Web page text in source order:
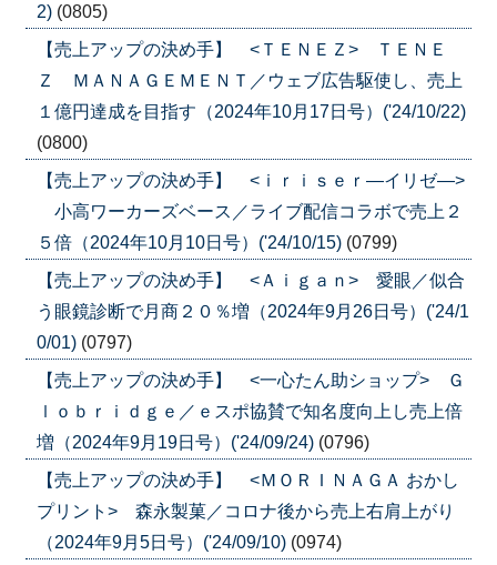
2) (0805)
【売上アップの決め手】 <ＴＥＮＥＺ> ＴＥＮＥ
Ｚ ＭＡＮＡＧＥＭＥＮＴ／ウェブ広告駆使し、売上
１億円達成を目指す（2024年10月17日号）('24/10/22)
(0800)
【売上アップの決め手】 <ｉｒｉｓｅｒ―イリゼ―>
小高ワーカーズベース／ライブ配信コラボで売上２
５倍（2024年10月10日号）('24/10/15) (0799)
【売上アップの決め手】 <Ａｉｇａｎ> 愛眼／似合
う眼鏡診断で月商２０％増（2024年9月26日号）('24/1
0/01) (0797)
【売上アップの決め手】 <一心たん助ショップ> Ｇ
ｌｏｂｒｉｄｇｅ／ｅスポ協賛で知名度向上し売上倍
増（2024年9月19日号）('24/09/24) (0796)
【売上アップの決め手】 <ＭＯＲＩＮＡＧＡ おかし
プリント> 森永製菓／コロナ後から売上右肩上がり
（2024年9月5日号）('24/09/10) (0974)